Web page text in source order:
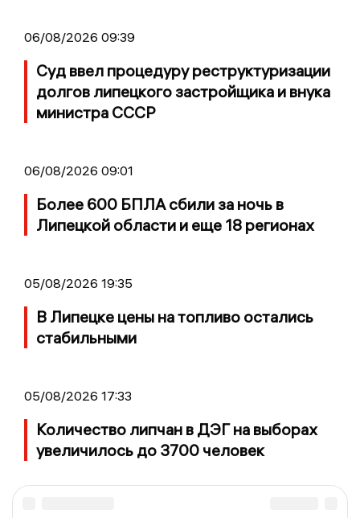
06/08/2026 09:39
Суд ввел процедуру реструктуризации
долгов липецкого застройщика и внука
министра СССР
06/08/2026 09:01
Более 600 БПЛА сбили за ночь в
Липецкой области и еще 18 регионах
05/08/2026 19:35
В Липецке цены на топливо остались
стабильными
05/08/2026 17:33
Количество липчан в ДЭГ на выборах
увеличилось до 3700 человек